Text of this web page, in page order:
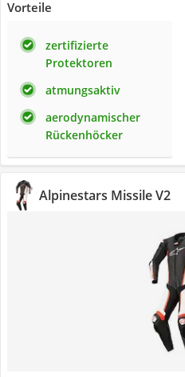
Vorteile
zertifizierte
Protektoren
atmungsaktiv
aerodynamischer
Rückenhöcker
Alpinestars Missile V2